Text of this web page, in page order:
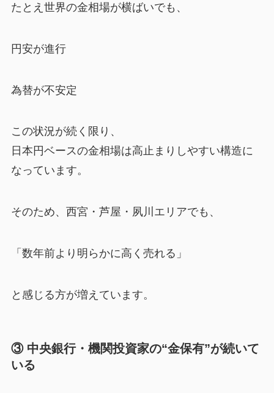
たとえ世界の金相場が横ばいでも、
円安が進行
為替が不安定
この状況が続く限り、
日本円ベースの金相場は高止まりしやすい構造に
なっています。
そのため、西宮・芦屋・夙川エリアでも、
「数年前より明らかに高く売れる」
と感じる方が増えています。
③ 中央銀行・機関投資家の“金保有”が続いて
いる